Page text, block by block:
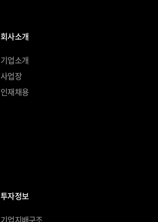
회사소개
기업소개
사업장
인재채용
투자정보
기업지배구조